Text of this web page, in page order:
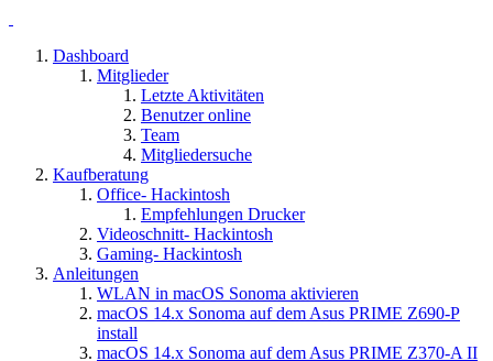
Dashboard
Mitglieder
Letzte Aktivitäten
Benutzer online
Team
Mitgliedersuche
Kaufberatung
Office- Hackintosh
Empfehlungen Drucker
Videoschnitt- Hackintosh
Gaming- Hackintosh
Anleitungen
WLAN in macOS Sonoma aktivieren
macOS 14.x Sonoma auf dem Asus PRIME Z690-P
install
macOS 14.x Sonoma auf dem Asus PRIME Z370-A II